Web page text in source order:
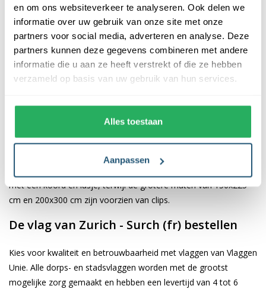
en om ons websiteverkeer te analyseren. Ook delen we
informatie over uw gebruik van onze site met onze
partners voor social media, adverteren en analyse. Deze
partners kunnen deze gegevens combineren met andere
informatie die u aan ze heeft verstrekt of die ze hebben
verzameld op basis van uw gebruik van hun services.
Alles toestaan
Aanpassen
De afwerking van onze vlaggen is van hoge kwaliteit. Ze zijn
voorzien van een sterke kopband en een dubbele stiknaad, wat
bijdraagt aan hun duurzaamheid en stevigheid. Wij bieden de
vlag vanZurich - Surch (fr)aan in verschillende afmetingen,
namelijk 40x60 cm, 70x100 cm, 100x150 cm, 150x225 cm en
Afhankelijk van de afmetingen die je kiest, worden de vlaggen
voorzien van verschillende bevestigingsmogelijkheden. De
met een koord en lusje, terwijl de grotere maten van 150x225
cm en 200x300 cm zijn voorzien van clips.
De vlag van Zurich - Surch (fr) bestellen
Kies voor kwaliteit en betrouwbaarheid met vlaggen van Vlaggen
Unie. Alle dorps- en stadsvlaggen worden met de grootst
mogelijke zorg gemaakt en hebben een levertijd van 4 tot 6